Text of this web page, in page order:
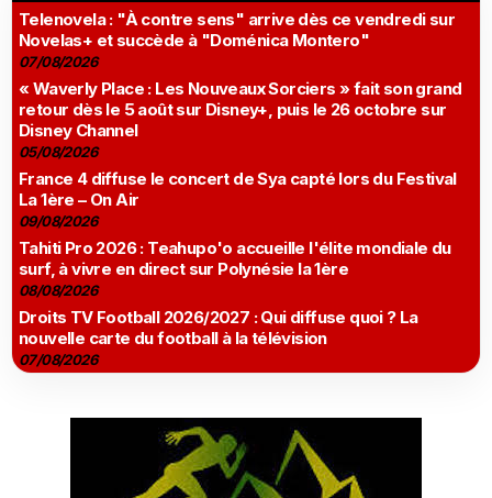
Telenovela : "À contre sens" arrive dès ce vendredi sur
Novelas+ et succède à "Doménica Montero"
07/08/2026
« Waverly Place : Les Nouveaux Sorciers » fait son grand
retour dès le 5 août sur Disney+, puis le 26 octobre sur
Disney Channel
05/08/2026
France 4 diffuse le concert de Sya capté lors du Festival
La 1ère – On Air
09/08/2026
Tahiti Pro 2026 : Teahupo'o accueille l'élite mondiale du
surf, à vivre en direct sur Polynésie la 1ère
08/08/2026
Droits TV Football 2026/2027 : Qui diffuse quoi ? La
nouvelle carte du football à la télévision
07/08/2026